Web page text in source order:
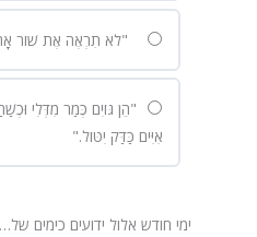
"לֹא תִרְאֶה אֶת שׁוֹר
"הֵן גּוֹיִם כְּמַר מִדְּלִי
אִיִּים כַּדַּק יִטּוֹל."
ימי חודש אלול ידועים כימים של…